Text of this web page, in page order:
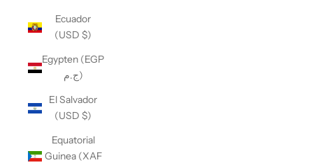
Ecuador
(USD $)
Egypten (EGP
ج.م)
El Salvador
(USD $)
Equatorial
Guinea (XAF